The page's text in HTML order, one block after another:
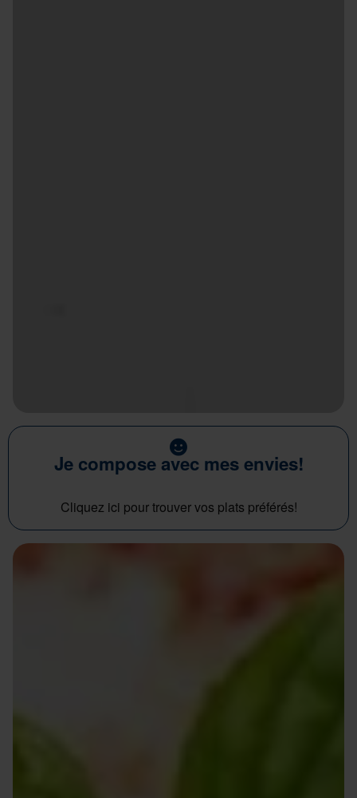
Je compose avec mes envies!
Cliquez ici pour trouver vos plats préférés!